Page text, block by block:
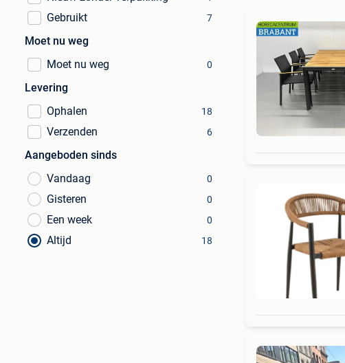
Gebruikt 7
Moet nu weg
Moet nu weg
0
Levering
Ophalen
18
Verzenden 6
Aangeboden sinds
Vandaag
0
Gisteren 0
Een week 0
Altijd 18